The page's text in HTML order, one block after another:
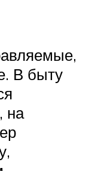
В быту
на